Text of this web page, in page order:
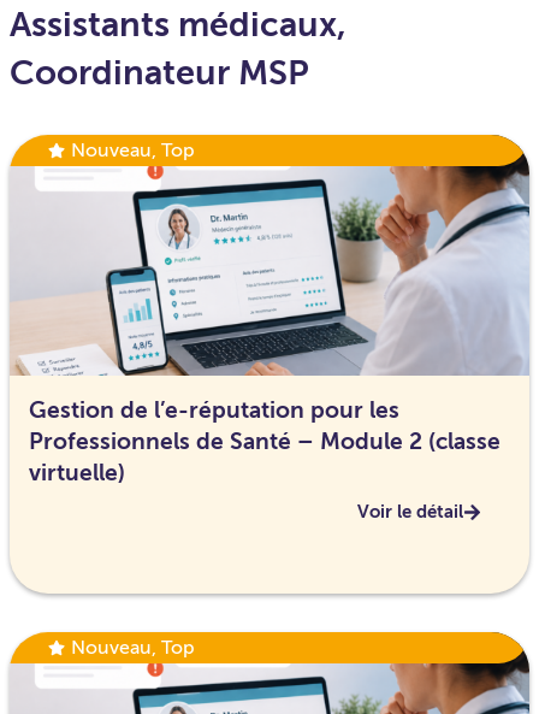
Assistants médicaux,
Coordinateur MSP
Nouveau, Top
Gestion de l’e-réputation pour les
Professionnels de Santé – Module 2 (classe
virtuelle)
Voir le détail
Nouveau, Top